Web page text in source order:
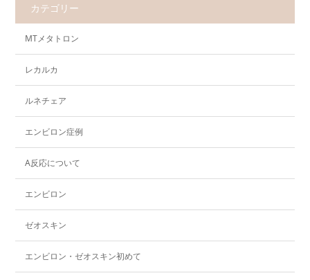
カテゴリー
MTメタトロン
レカルカ
ルネチェア
エンビロン症例
A反応について
エンビロン
ゼオスキン
エンビロン・ゼオスキン初めて